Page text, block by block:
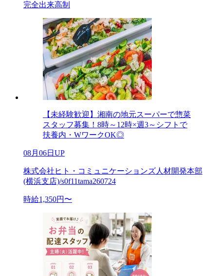
完全出来高制
【未経験歓迎】湘南の地元スーパーで惣菜
スタッフ募集！8時～12時×週3～シフトで
扶養内・WワークOK◎
08月06日UP
株式会社ヒト・コミュニケーションズ人材開発本部
(横浜支店)/s0f11tama260724
時給1,350円〜